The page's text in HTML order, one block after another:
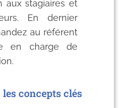
aux stagiaires et
En dernier
au référent
en charge de
concepts clés